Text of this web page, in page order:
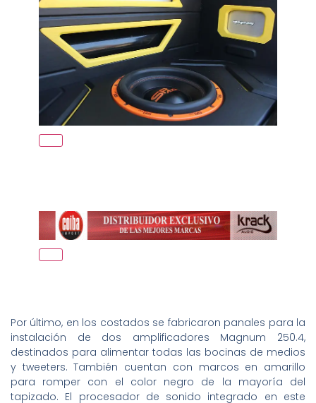
Por último, en los costados se fabricaron panales para la
instalación de dos amplificadores Magnum 250.4,
destinados para alimentar todas las bocinas de medios
y tweeters. También cuentan con marcos en amarillo
para romper con el color negro de la mayoría del
tapizado. El procesador de sonido integrado en este